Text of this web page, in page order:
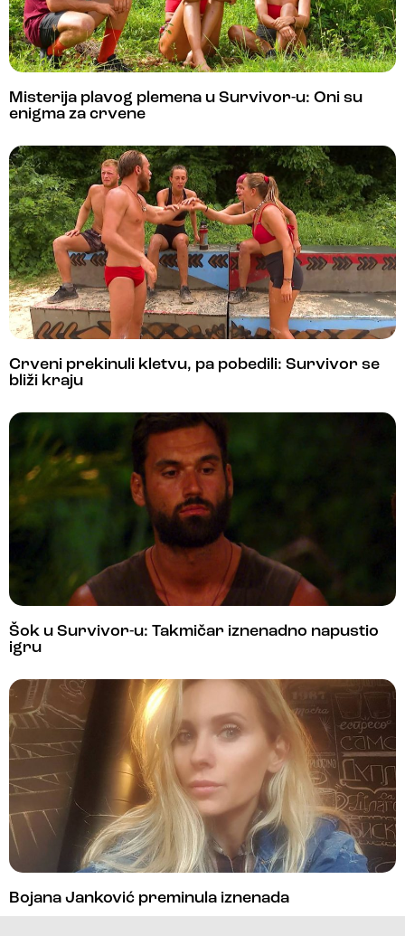
Misterija plavog plemena u Survivor-u: Oni su
enigma za crvene
Crveni prekinuli kletvu, pa pobedili: Survivor se
bliži kraju
Šok u Survivor-u: Takmičar iznenadno napustio
igru
Bojana Janković preminula iznenada